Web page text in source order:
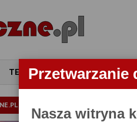
Przetwarzanie
Nasza witryna
TESTY ARTYKUŁY
LORNETKI